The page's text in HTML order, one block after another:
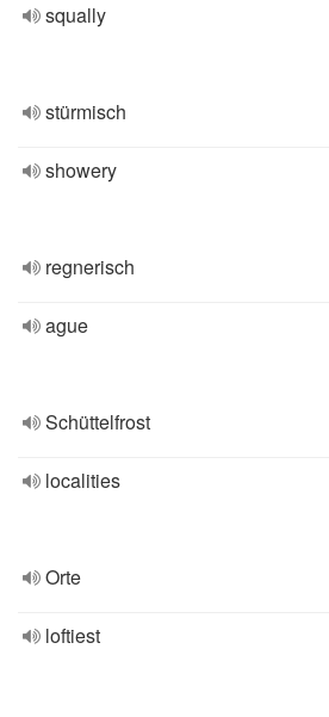
squally
stürmisch
showery
regnerisch
ague
Schüttelfrost
localities
Orte
loftiest